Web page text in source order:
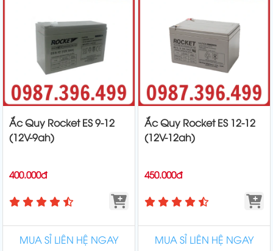
Ắc Quy Rocket ES 9-12
(12V-9ah)
400.000đ
MUA SỈ LIÊN HỆ NGAY
Ắc Quy Rocket ES 12-12
(12V-12ah)
450.000đ
MUA SỈ LIÊN HỆ NGAY